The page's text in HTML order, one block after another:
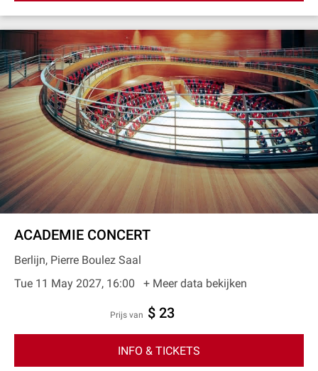
ACADEMIE CONCERT
Berlijn, Pierre Boulez Saal
Tue 11 May 2027, 16:00
+ Meer data bekijken
prijs van $ 23
INFO & TICKETS